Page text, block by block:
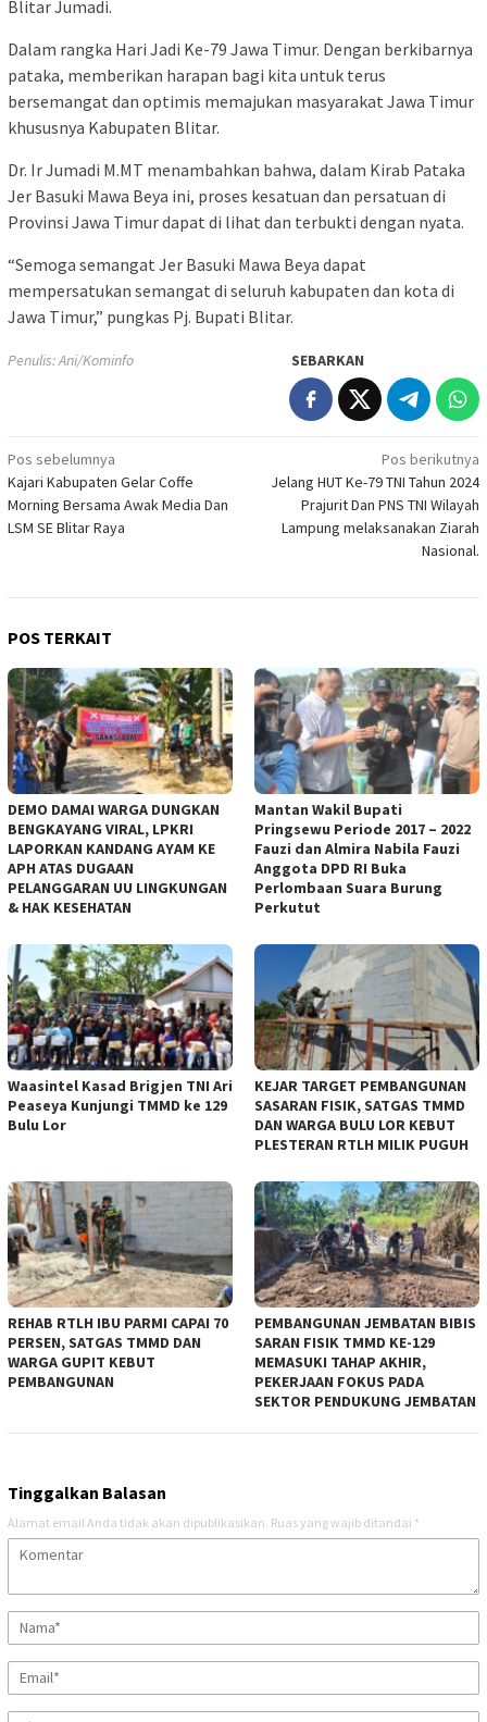
Blitar Jumadi.
Dalam rangka Hari Jadi Ke-79 Jawa Timur. Dengan berkibarnya
pataka, memberikan harapan bagi kita untuk terus
bersemangat dan optimis memajukan masyarakat Jawa Timur
khususnya Kabupaten Blitar.
Dr. Ir Jumadi M.MT menambahkan bahwa, dalam Kirab Pataka
Jer Basuki Mawa Beya ini, proses kesatuan dan persatuan di
Provinsi Jawa Timur dapat di lihat dan terbukti dengan nyata.
“Semoga semangat Jer Basuki Mawa Beya dapat
mempersatukan semangat di seluruh kabupaten dan kota di
Jawa Timur,” pungkas Pj. Bupati Blitar.
Penulis: Ani/Kominfo SEBARKAN
Navigasi
pos
Pos sebelumnya
Kajari Kabupaten Gelar Coffe
Morning Bersama Awak Media Dan
LSM SE Blitar Raya
Pos berikutnya
Jelang HUT Ke-79 TNI Tahun 2024
Prajurit Dan PNS TNI Wilayah
Lampung melaksanakan Ziarah
Nasional.
POS TERKAIT
DEMO DAMAI WARGA DUNGKAN
BENGKAYANG VIRAL, LPKRI
LAPORKAN KANDANG AYAM KE
APH ATAS DUGAAN
PELANGGARAN UU LINGKUNGAN
& HAK KESEHATAN
Mantan Wakil Bupati
Pringsewu Periode 2017 – 2022
Fauzi dan Almira Nabila Fauzi
Anggota DPD RI Buka
Perlombaan Suara Burung
Perkutut
Waasintel Kasad Brigjen TNI Ari
Peaseya Kunjungi TMMD ke 129
Bulu Lor
KEJAR TARGET PEMBANGUNAN
SASARAN FISIK, SATGAS TMMD
DAN WARGA BULU LOR KEBUT
PLESTERAN RTLH MILIK PUGUH
REHAB RTLH IBU PARMI CAPAI 70
PERSEN, SATGAS TMMD DAN
WARGA GUPIT KEBUT
PEMBANGUNAN
PEMBANGUNAN JEMBATAN BIBIS
SARAN FISIK TMMD KE-129
MEMASUKI TAHAP AKHIR,
PEKERJAAN FOKUS PADA
SEKTOR PENDUKUNG JEMBATAN
Tinggalkan Balasan
Alamat email Anda tidak akan dipublikasikan. Ruas yang wajib ditandai *